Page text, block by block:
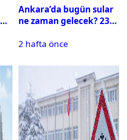
Ankara’da bugün sular
ne zaman gelecek? 23
su kesintisi sorgulama
2 hafta önce